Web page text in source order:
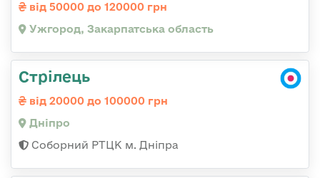
від 50000 до 120000 грн
Ужгород, Закарпатська область
Стрілець
від 20000 до 100000 грн
Дніпро
Соборний РТЦК м. Дніпра